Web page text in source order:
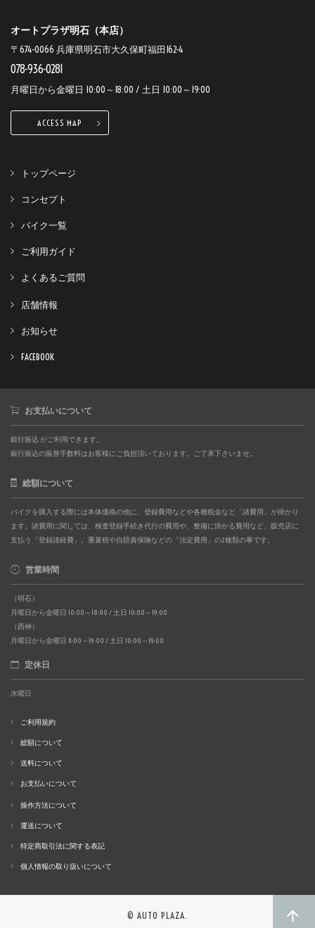
オートプラザ明石（本店）
〒674-0066 兵庫県明石市大久保町福田162-4
078-936-0281
月曜日から金曜日 10:00～18:00 / 土日 10:00～19:00
ACCESS MAP
トップページ
コンセプト
バイク一覧
ご利用ガイド
よくあるご質問
店舗情報
お知らせ
FACEBOOK
お支払いについて
銀行振込 がご利用できます。
銀行振込の振替手数料はお客様にご負担頂いております。ご了承下さいませ。
総額について
バイクを購入する際には本体価格の他に、登録費用などや各種税金など「諸費用」が掛かり
ます。諸費用に関しては、検査登録手続き代行の費用や、整備に掛かる費用など、販売店に
支払う「登録諸経費」。重量税や自賠責保険などの「法定費用」の2種類の事です。
営業時間
（明石）
月曜日から金曜日 10:00～18:00 / 土日 10:00～19:00
（西神）
月曜日から金曜日 11:00～19:00 / 土日 10:00～19:00
定休日
水曜日
ご利用規約
総額について
送料について
お支払いについて
操作方法について
運送について
特定商取引法に関する表記
個人情報の取り扱いについて
© AUTO PLAZA.